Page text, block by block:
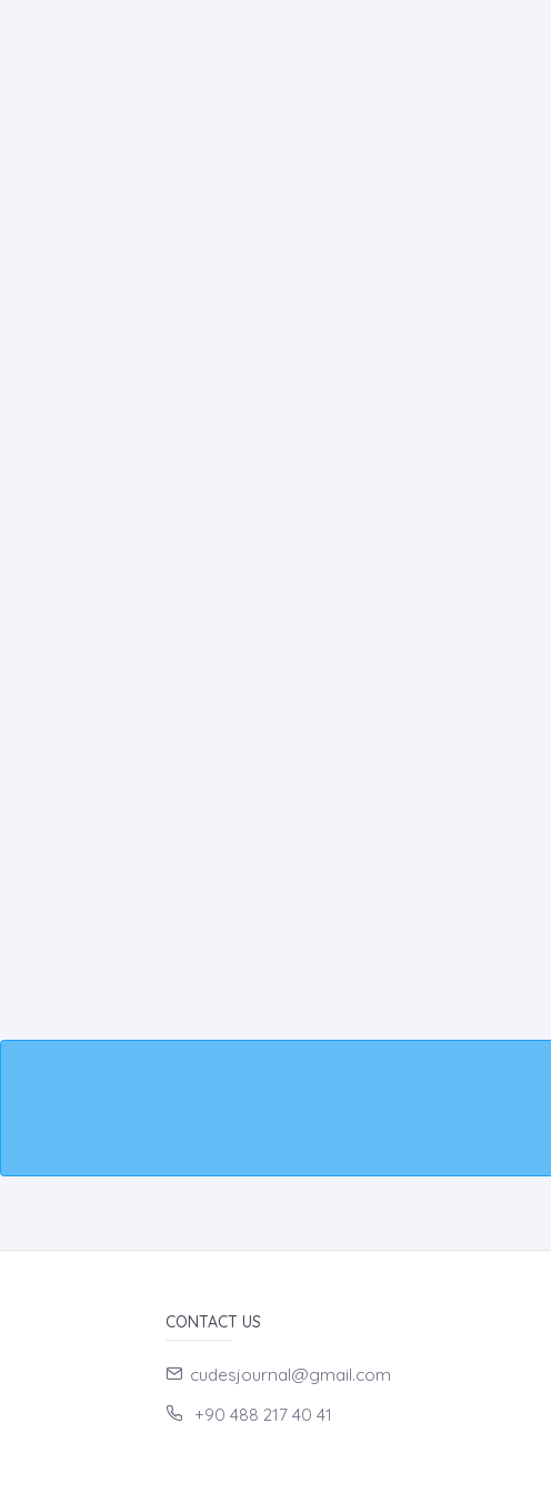
CONTACT US
cudesjournal@gmail.com
+90 488 217 40 41